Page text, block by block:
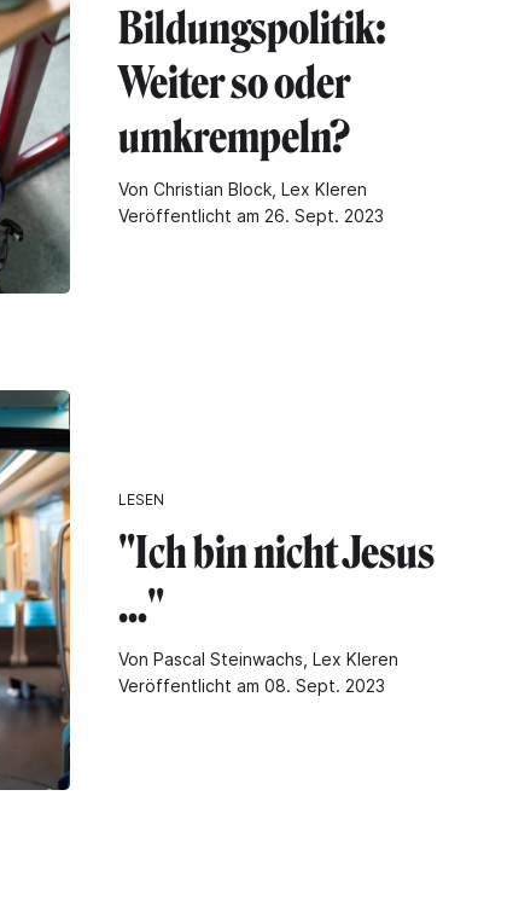
Bildungspolitik:
Weiter so oder
umkrempeln?
Von Christian Block, Lex Kleren
Veröffentlicht am 26. Sept. 2023
LESEN
"Ich bin nicht Jesus
…"
Von Pascal Steinwachs, Lex Kleren
Veröffentlicht am 08. Sept. 2023